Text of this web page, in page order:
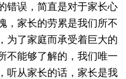
错误，简直是对于家长心
，家长的劳累是我们所不
为了家庭而承受着巨大的
不能够了解的，我们唯一
听从家长的话，家长是我